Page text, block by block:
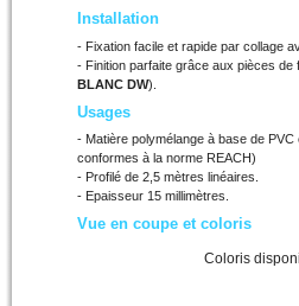
Installation
- Fixation facile et rapide par collage
- Finition parfaite grâce aux pièces de
BLANC DW).
Usages
- Matière polymélange à base de
conformes à la norme REACH)
- Profilé de 2,5 mètres linéaires.
- Epaisseur 15 millimètres.
Vue en coupe et coloris
Coloris